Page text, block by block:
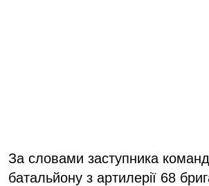
За словами заступника
батальйону з артилерії 68